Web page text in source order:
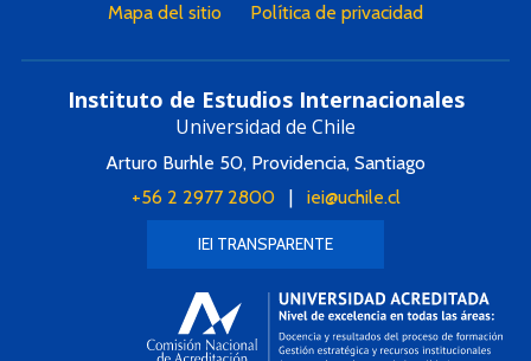
Mapa del sitio Política de privacidad
Instituto de Estudios Internacionales
Universidad de Chile
Arturo Burhle 50, Providencia, Santiago
+56 2 2977 2800| iei@uchile.cl
IEI TRANSPARENTE